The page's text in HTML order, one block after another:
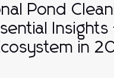
Pond
in